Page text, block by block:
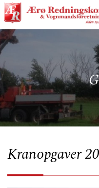
Kranopgaver